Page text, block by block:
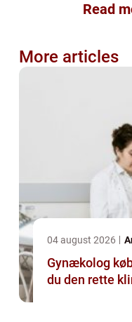
Read
More articles
04 august 2026
Gynækolog københavn
du den rette